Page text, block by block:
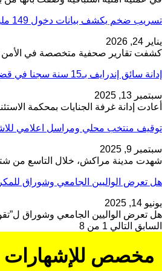
تسريب ضخم يكشف بيانات دخول 149 مليون مستخدم على الإنترنت
يناير 24, 2026
كشفت تقارير صحفية متخصصة في الأمن
إدانة سائق إندرايف بـ15 سنة سجنا في قضية اعتداء يعيد جدل تطبيقات النقل…
سبتمبر 13, 2025
أعادت إدانة غرفة الجنايات بمحكمة
توقيف منتخب محلي ومراسل اعلامي
سبتمبر 9, 2025
شهدت مدينة مراكش، خلال التاسع من
هل تعرض الواليين الجامعي وشوراق للمكر
يونيو 14, 2025
هل تعرض الواليين الجامعي وشوراق
السابق التالي 1 من 8
مخصص للإشهارات